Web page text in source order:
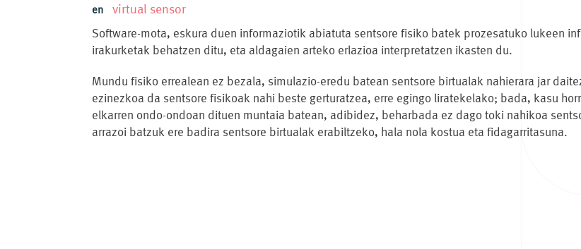
en virtual sensor
Software-mota, eskura duen informaziotik abiatuta sentsore fisiko batek prozesatuko lukeen
irakurketak behatzen ditu, eta aldagaien arteko erlazioa interpretatzen ikasten du.
Mundu fisiko errealean ez bezala, simulazio-eredu batean sentsore birtualak nahierara jar
ezinezkoa da sentsore fisikoak nahi beste gerturatzea, erre egingo liratekelako; bada, kasu
elkarren ondo-ondoan dituen muntaia batean, adibidez, beharbada ez dago toki nahikoa
arrazoi batzuk ere badira sentsore birtualak erabiltzeko, hala nola kostua eta fidagarritasuna.